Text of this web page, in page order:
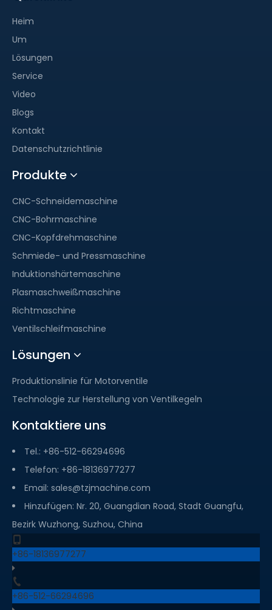
Heim
Um
Lösungen
Service
Video
Blogs
Kontakt
Datenschutzrichtlinie
Produkte
CNC-Schneidemaschine
CNC-Bohrmaschine
CNC-Kopfdrehmaschine
Schmiede- und Pressmaschine
Induktionshärtemaschine
Plasmaschweißmaschine
Richtmaschine
Ventilschleifmaschine
Lösungen
Produktionslinie für Motorventile
Technologie zur Herstellung von Ventilkegeln
Kontaktiere uns
Tel.: +86-512-66294696
Telefon: +86-18136977277
Email: sales@tzjmachine.com
Hinzufügen: Nr. 20, Guangdian Road, Stadt Guangfu,
Bezirk Wuzhong, Suzhou, China
+86-18136977277
+86-512-66294696